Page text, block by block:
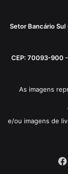
Setor Bancário Sul
CEP: 70093-900
As imagens
e/ou imagens de